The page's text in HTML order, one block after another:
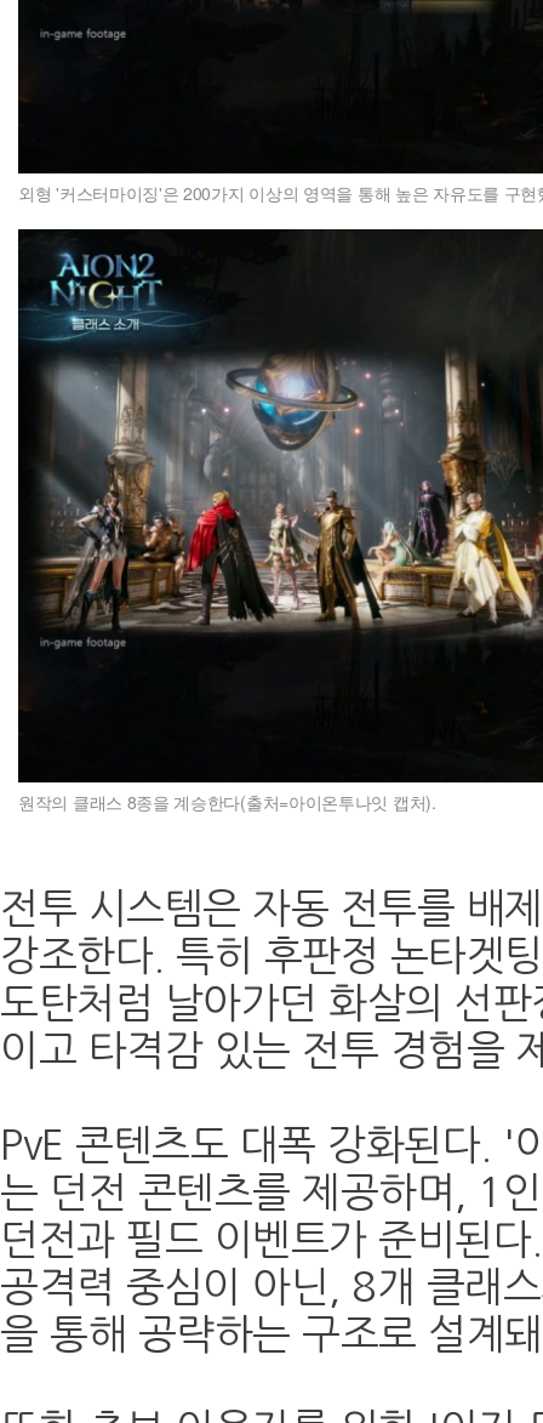
외형 '커스터마이징'은 200가지 이상의 영역을 통해 높은 자유도를 구
원작의 클래스 8종을 계승한다(출처=아이온투나잇 캡처).
전투 시스템은 자동 전투를 배
강조한다. 특히 후판정 논타겟
도탄처럼 날아가던 화살의 선
이고 타격감 있는 전투 경험을
PvE 콘텐츠도 대폭 강화된다.
는 던전 콘텐츠를 제공하며, 1
던전과 필드 이벤트가 준비된
공격력 중심이 아닌, 8개 클래
을 통해 공략하는 구조로 설계